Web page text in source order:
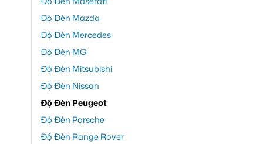
Độ Đèn Mazda
Độ Đèn Mercedes
Độ Đèn MG
Độ Đèn Mitsubishi
Độ Đèn Nissan
Độ Đèn Peugeot
Độ Đèn Porsche
Độ Đèn Range Rover